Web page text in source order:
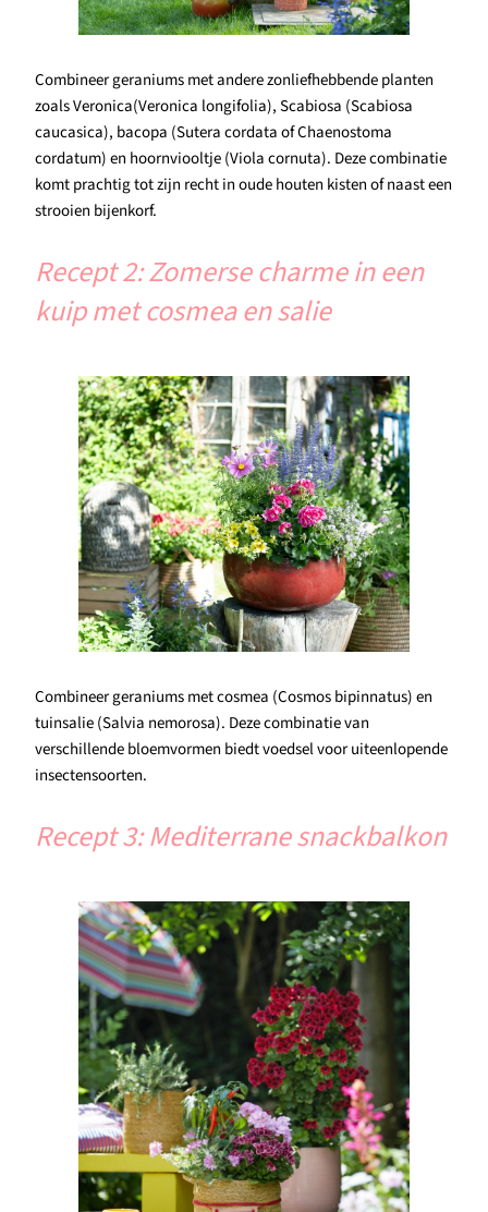
Combineer geraniums met andere zonliefhebbende planten
zoals Veronica(Veronica longifolia), Scabiosa (Scabiosa
caucasica), bacopa (Sutera cordata of Chaenostoma
cordatum) en hoornviooltje (Viola cornuta). Deze combinatie
komt prachtig tot zijn recht in oude houten kisten of naast een
strooien bijenkorf.
Recept 2: Zomerse charme in een
kuip met cosmea en salie
Combineer geraniums met cosmea (Cosmos bipinnatus) en
tuinsalie (Salvia nemorosa). Deze combinatie van
verschillende bloemvormen biedt voedsel voor uiteenlopende
insectensoorten.
Recept 3: Mediterrane snackbalkon